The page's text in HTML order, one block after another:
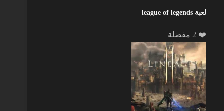
لعبة league of legends
❤️ 2 مفضلة